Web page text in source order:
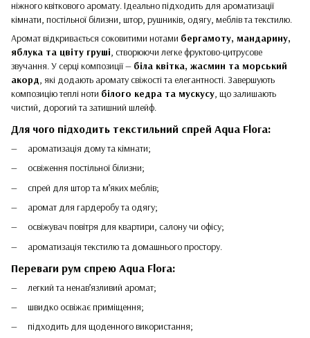
ніжного квіткового аромату. Ідеально підходить для ароматизації
кімнати, постільної білизни, штор, рушників, одягу, меблів та текстилю.
Аромат відкривається соковитими нотами бергамоту, мандарину,
яблука та цвіту груші, створюючи легке фруктово-цитрусове
звучання. У серці композиції — біла квітка, жасмин та морський
акорд, які додають аромату свіжості та елегантності. Завершують
композицію теплі ноти білого кедра та мускусу, що залишають
чистий, дорогий та затишний шлейф.
Для чого підходить текстильний спрей Aqua Flora:
ароматизація дому та кімнати;
освіження постільної білизни;
спрей для штор та м’яких меблів;
аромат для гардеробу та одягу;
освіжувач повітря для квартири, салону чи офісу;
ароматизація текстилю та домашнього простору.
Переваги рум спрею Aqua Flora:
легкий та ненав’язливий аромат;
швидко освіжає приміщення;
підходить для щоденного використання;